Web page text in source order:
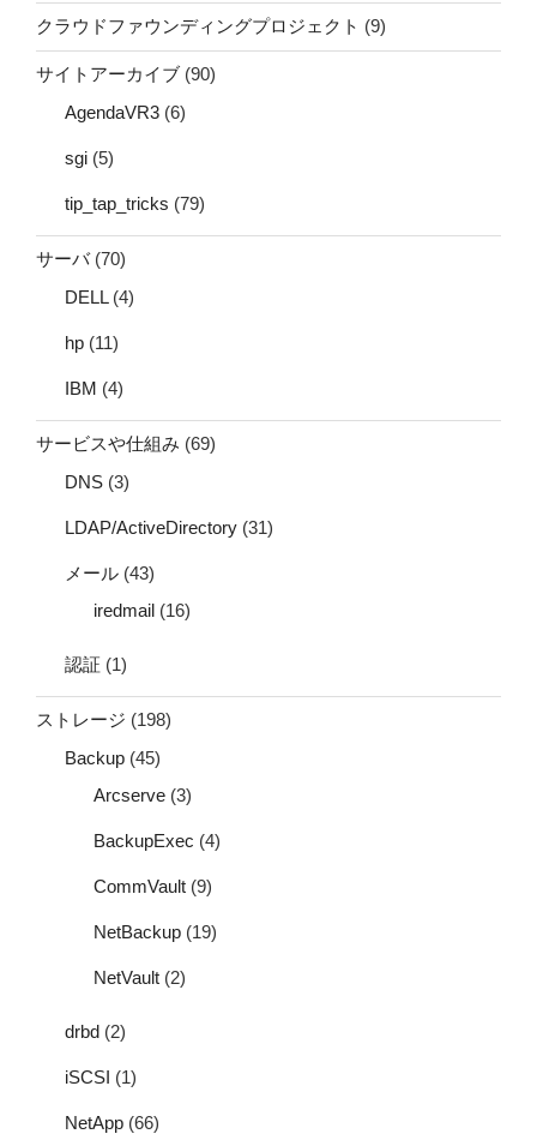
クラウドファウンディングプロジェクト (9)
サイトアーカイブ (90)
AgendaVR3 (6)
sgi (5)
tip_tap_tricks (79)
サーバ(70)
DELL(4)
hp (11)
IBM (4)
サービスや仕組み (69)
DNS (3)
LDAP/ActiveDirectory (31)
メール (43)
iredmail (16)
認証 (1)
ストレージ (198)
Backup (45)
Arcserve (3)
BackupExec (4)
CommVault (9)
NetBackup (19)
NetVault (2)
drbd (2)
iSCSI (1)
NetApp (66)